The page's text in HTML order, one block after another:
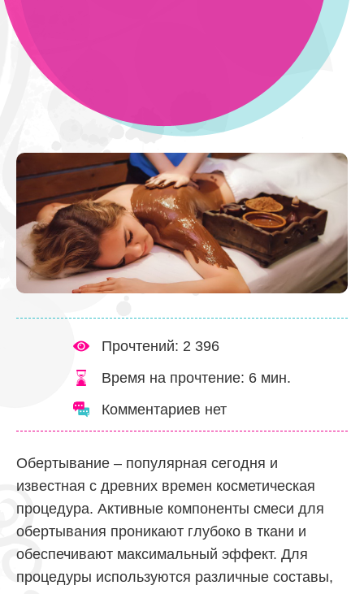
Прочтений: 2 396
Время на прочтение: 6 мин.
Комментариев нет
Обертывание – популярная сегодня и
известная с древних времен косметическая
процедура. Активные компоненты смеси для
обертывания проникают глубоко в ткани и
обеспечивают максимальный эффект. Для
процедуры используются различные составы,